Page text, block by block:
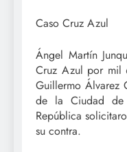
Caso Cruz Azul
Ángel Martín
Cruz Azul por mil
Guillermo Álvarez
de la Ciudad
República
su contra.